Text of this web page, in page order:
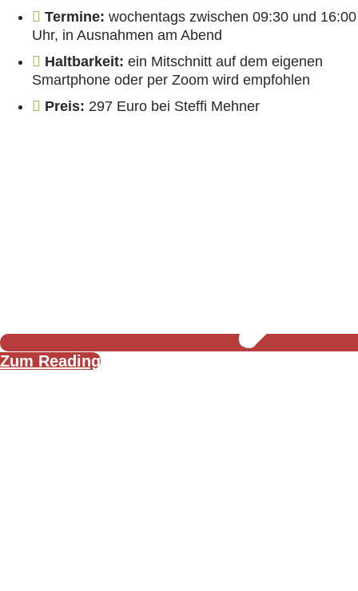
Termine: wochentags zwischen 09:30 und 16:00
Uhr, in Ausnahmen am Abend
Haltbarkeit: ein Mitschnitt auf dem eigenen
Smartphone oder per Zoom wird empfohlen
Preis: 297 Euro bei Steffi Mehner
Zum Reading